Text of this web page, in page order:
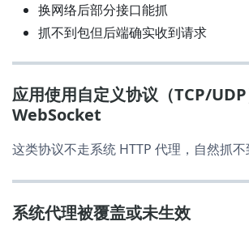
换网络后部分接口能抓
抓不到包但后端确实收到请求
应用使用自定义协议（TCP/
WebSocket
这类协议不走系统 HTTP 代理，自然抓不
系统代理被覆盖或未生效